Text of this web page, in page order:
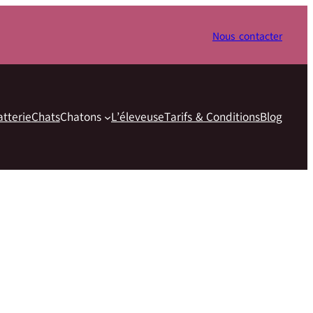
Nous contacter
ChatsChatons L’éleveuseTarifs & ConditionsBlog